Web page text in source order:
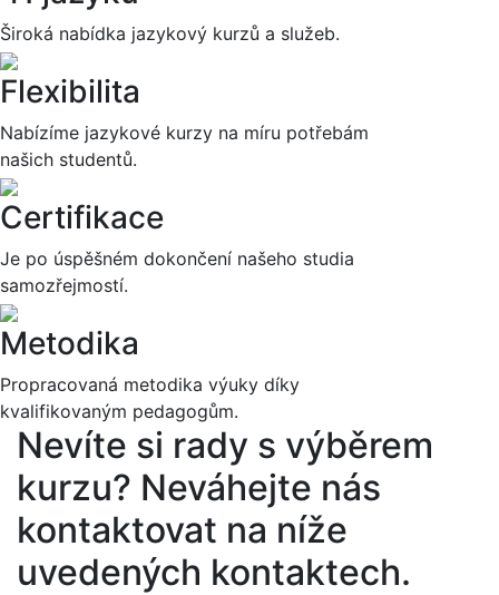
Široká nabídka jazykový kurzů a služeb.
Flexibilita
Nabízíme jazykové kurzy na míru potřebám
našich studentů.
Certifikace
Je po úspěšném dokončení našeho studia
samozřejmostí.
Metodika
Propracovaná metodika výuky díky
kvalifikovaným pedagogům.
Nevíte si rady s výběrem
kurzu? Neváhejte nás
kontaktovat na níže
uvedených kontaktech.